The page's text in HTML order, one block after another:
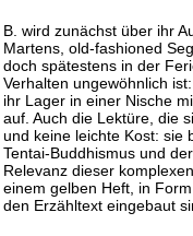
B. wird zunächst über ihr
Martens, old-fashioned
doch spätestens in der
Verhalten ungewöhnlich
ihr Lager in einer Nische
auf. Auch die Lektüre, die
und keine leichte Kost: sie
Tentai-Buddhismus und
Relevanz dieser
einem gelben Heft, in
den Erzähltext eingebaut